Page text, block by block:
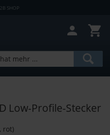
SHOP
Low-Profile-Stecker
rot)